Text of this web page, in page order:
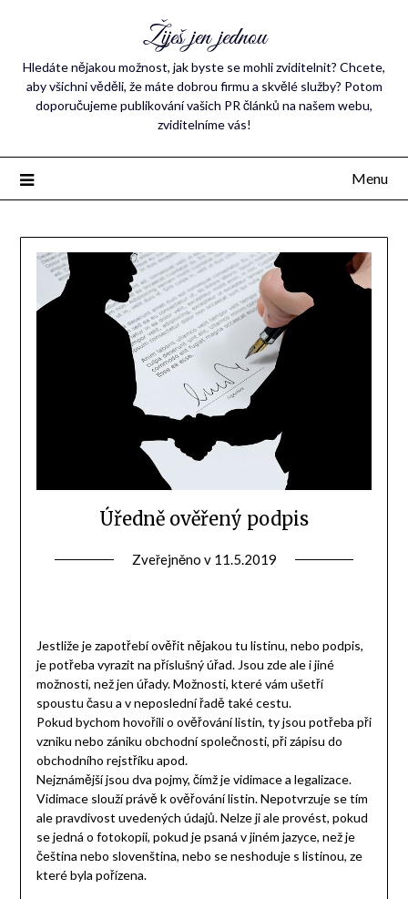
Žiješ jen jednou
Hledáte nějakou možnost, jak byste se mohli zviditelnit? Chcete,
aby všichni věděli, že máte dobrou firmu a skvělé služby? Potom
doporučujeme publikování vašich PR článků na našem webu,
zviditelníme vás!
Menu
Úředně ověřený podpis
Zveřejněno v 11.5.2019
Jestliže je zapotřebí ověřit nějakou tu listinu, nebo podpis,
je potřeba vyrazit na příslušný úřad. Jsou zde ale i jiné
možnosti, než jen úřady. Možnosti, které vám ušetří
spoustu času a v neposlední řadě také cestu.
Pokud bychom hovořili o ověřování listin, ty jsou potřeba při
vzniku nebo zániku obchodní společnosti, při zápisu do
obchodního rejstříku apod.
Nejznámější jsou dva pojmy, čímž je vidimace a legalizace.
Vidimace slouží právě k ověřování listin. Nepotvrzuje se tím
ale pravdivost uvedených údajů. Nelze ji ale provést, pokud
se jedná o fotokopii, pokud je psaná v jiném jazyce, než je
čeština nebo slovenština, nebo se neshoduje s listinou, ze
které byla pořízena.